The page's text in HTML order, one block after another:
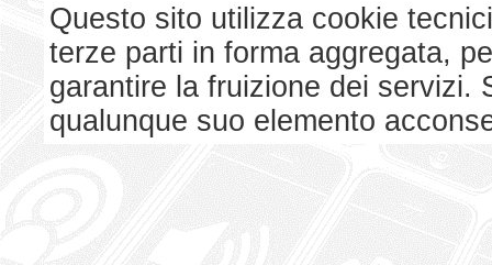
Questo sito utilizza cookie
terze parti in forma aggregata,
garantire la fruizione dei servizi.
qualunque suo elemento